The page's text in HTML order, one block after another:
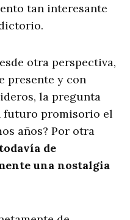
tan interesante
otra perspectiva,
presente y con
la pregunta
futuro promisorio el
años? Por otra
de
una nostalgia